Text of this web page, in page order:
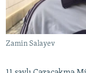
Zamin Salayev